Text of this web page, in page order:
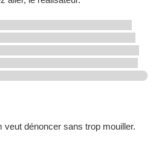
veut dénoncer sans trop mouiller.